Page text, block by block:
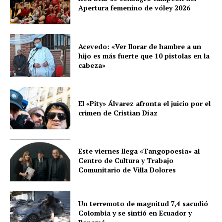
Apertura femenino de vóley 2026
Acevedo: «Ver llorar de hambre a un
hijo es más fuerte que 10 pistolas en la
cabeza»
El «Pity» Álvarez afronta el juicio por el
crimen de Cristian Díaz
Este viernes llega «Tangopoesía» al
Centro de Cultura y Trabajo
Comunitario de Villa Dolores
Un terremoto de magnitud 7,4 sacudió
Colombia y se sintió en Ecuador y